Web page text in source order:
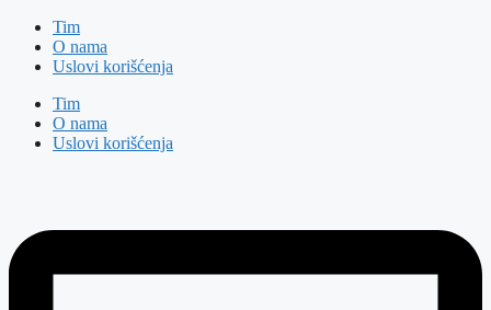
Tim
O nama
Uslovi korišćenja
Tim
O nama
Uslovi korišćenja